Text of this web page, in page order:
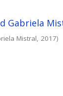
Gabriela
Mistral, 2017)